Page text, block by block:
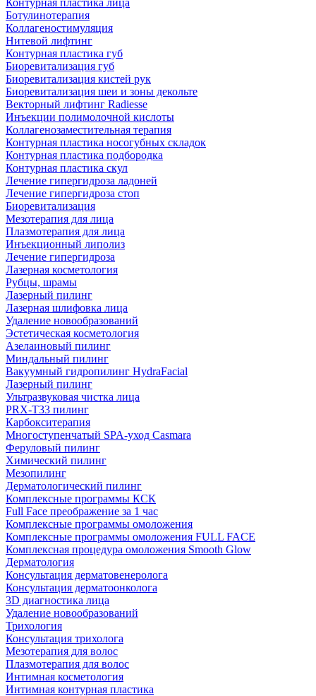
Контурная пластика лица
Ботулинотерапия
Коллагеностимуляция
Нитевой лифтинг
Контурная пластика губ
Биоревитализация губ
Биоревитализация кистей рук
Биоревитализация шеи и зоны декольте
Векторный лифтинг Radiesse
Инъекции полимолочной кислоты
Коллагенозаместительная терапия
Контурная пластика носогубных складок
Контурная пластика подбородка
Контурная пластика скул
Лечение гипергидроза ладоней
Лечение гипергидроза стоп
Биоревитализация
Мезотерапия для лица
Плазмотерапия для лица
Инъекционный липолиз
Лечение гипергидроза
Лазерная косметология
Рубцы, шрамы
Лазерный пилинг
Лазерная шлифовка лица
Удаление новообразований
Эстетическая косметология
Азелаиновый пилинг
Миндальный пилинг
Вакуумный гидропилинг HydraFacial
Лазерный пилинг
Ультразвуковая чистка лица
PRX-T33 пилинг
Карбокситерапия
Многоступенчатый SPA-уход Сasmara
Феруловый пилинг
Химический пилинг
Мезопилинг
Дерматологический пилинг
Комплексные программы КСК
Full Face преображение за 1 час
Комплексные программы омоложения
Комплексные программы омоложения FULL FACE
Комплексная процедура омоложения Smooth Glow
Дерматология
Консультация дерматовенеролога
Консультация дерматоонколога
3D диагностика лица
Удаление новообразований
Трихология
Консультация трихолога
Мезотерапия для волос
Плазмотерапия для волос
Интимная косметология
Интимная контурная пластика